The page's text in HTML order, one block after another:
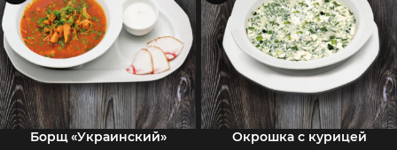
Борщ «Украинский» Окрошка с курицей